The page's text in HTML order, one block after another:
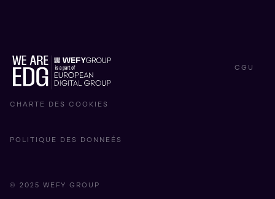
© 2025 WEFY GROUP
CHARTE DES COOKIES
POLITIQUE DES DONNEÉS
CGU